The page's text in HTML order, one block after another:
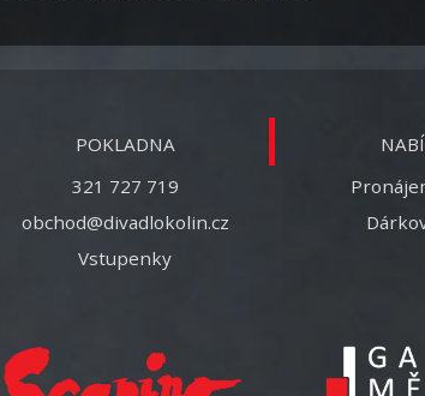
POKLADNA
321 727 719
obchod@divadlokolin.cz
Vstupenky